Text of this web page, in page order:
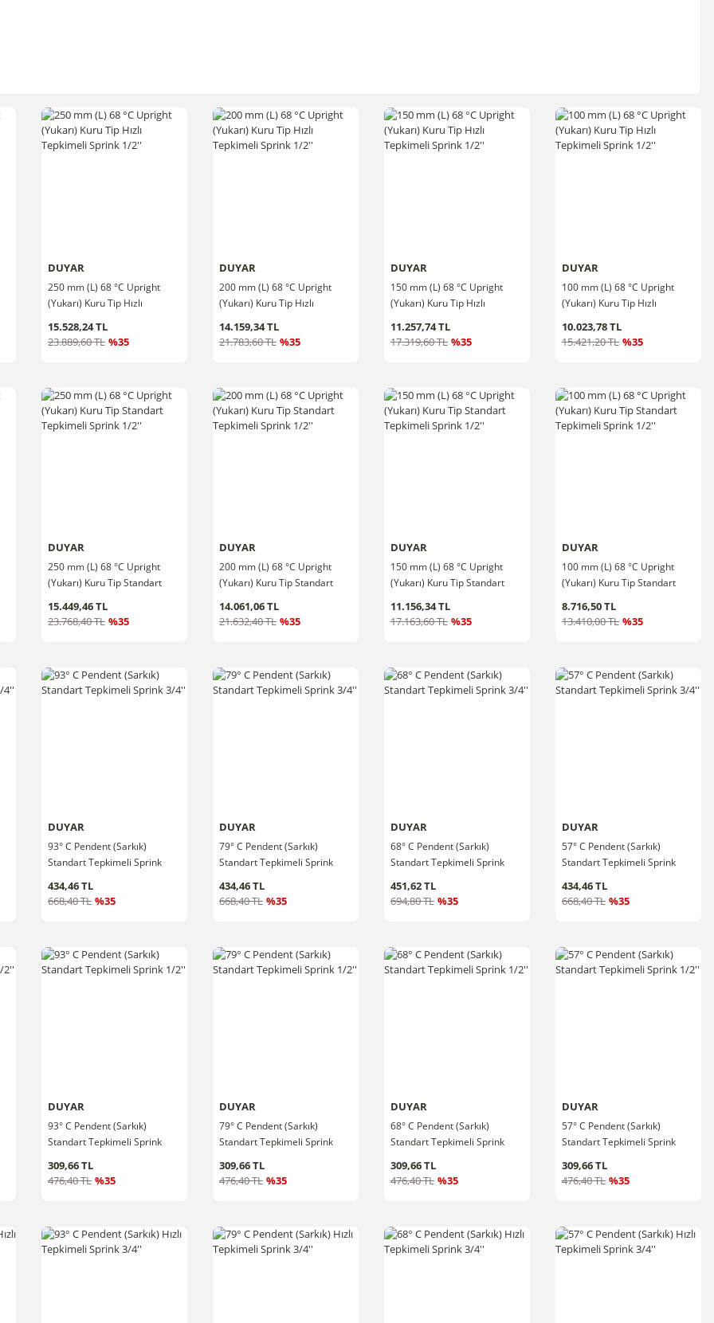
DUYAR
250 mm (L) 68 °C Upright
(Yukarı) Kuru Tip Hızlı
15.528,24 TL
23.889,60 TL %35
DUYAR
200 mm (L) 68 °C Upright
(Yukarı) Kuru Tip Hızlı
14.159,34 TL
21.783,60 TL %35
DUYAR
150 mm (L) 68 °C Upright
(Yukarı) Kuru Tip Hızlı
11.257,74 TL
17.319,60 TL %35
DUYAR
100 mm (L) 68 °C Upright
(Yukarı) Kuru Tip Hızlı
10.023,78 TL
15.421,20 TL %35
DUYAR
250 mm (L) 68 °C Upright
(Yukarı) Kuru Tip Standart
15.449,46 TL
23.768,40 TL %35
DUYAR
200 mm (L) 68 °C Upright
(Yukarı) Kuru Tip Standart
14.061,06 TL
21.632,40 TL %35
DUYAR
150 mm (L) 68 °C Upright
(Yukarı) Kuru Tip Standart
11.156,34 TL
17.163,60 TL %35
DUYAR
100 mm (L) 68 °C Upright
(Yukarı) Kuru Tip Standart
8.716,50 TL
13.410,00 TL %35
DUYAR
93° C Pendent (Sarkık)
Standart Tepkimeli Sprink
434,46 TL
668,40 TL %35
DUYAR
79° C Pendent (Sarkık)
Standart Tepkimeli Sprink
434,46 TL
668,40 TL %35
DUYAR
68° C Pendent (Sarkık)
Standart Tepkimeli Sprink
451,62 TL
694,80 TL %35
DUYAR
57° C Pendent (Sarkık)
Standart Tepkimeli Sprink
434,46 TL
668,40 TL %35
DUYAR
93° C Pendent (Sarkık)
Standart Tepkimeli Sprink
309,66 TL
476,40 TL %35
DUYAR
79° C Pendent (Sarkık)
Standart Tepkimeli Sprink
309,66 TL
476,40 TL %35
DUYAR
68° C Pendent (Sarkık)
Standart Tepkimeli Sprink
309,66 TL
476,40 TL %35
DUYAR
57° C Pendent (Sarkık)
Standart Tepkimeli Sprink
309,66 TL
476,40 TL %35